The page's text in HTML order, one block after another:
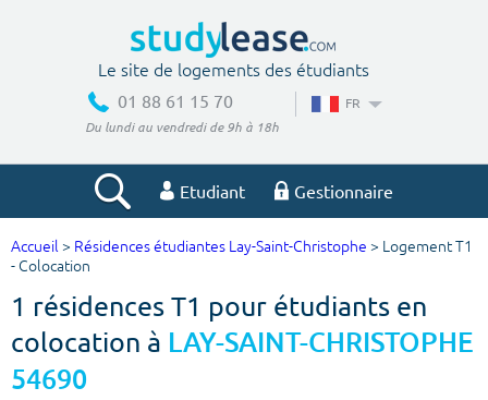
Le site de logements des étudiants
01 88 61 15 70
Du lundi au vendredi de 9h à 18h
FR
Etudiant Gestionnaire
Votre recherche
Ville, école
Accueil > Résidences étudiantes Lay-Saint-Christophe > Logement T1
- Colocation
1 résidences T1 pour étudiants en
colocation à LAY-SAINT-CHRISTOPHE
54690